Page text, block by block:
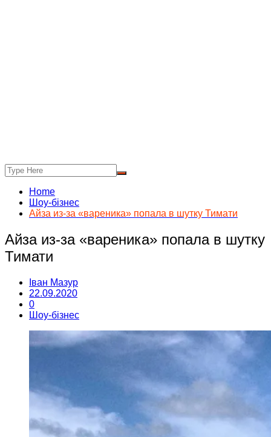
Home
Шоу-бізнес
Айза из-за «вареника» попала в шутку Тимати
Айза из-за «вареника» попала в шутку
Тимати
Іван Мазур
22.09.2020
0
Шоу-бізнес